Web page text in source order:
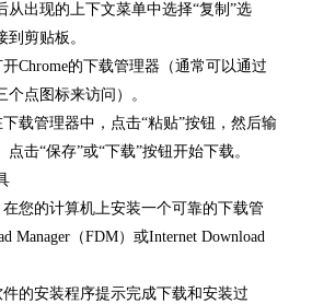
从出现的上下文菜单中选择“复制”选
剪贴板。
Chrome的下载管理器（通常可以通过
点图标来访问）。
载管理器中，点击“粘贴”按钮，然后输
击“保存”或“下载”按钮开始下载。
您的计算机上安装一个可靠的下载管
Manager（FDM）或Internet Download
的安装程序提示完成下载和安装过